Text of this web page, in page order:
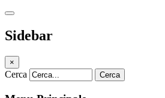
Sidebar
×
Cerca Cerca